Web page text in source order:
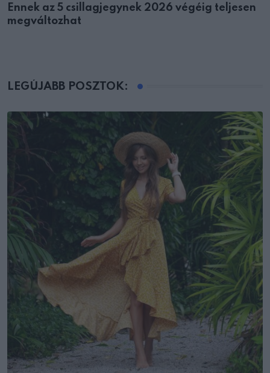
Ennek az 5 csillagjegynek 2026 végéig teljesen
megváltozhat
LEGÚJABB POSZTOK: